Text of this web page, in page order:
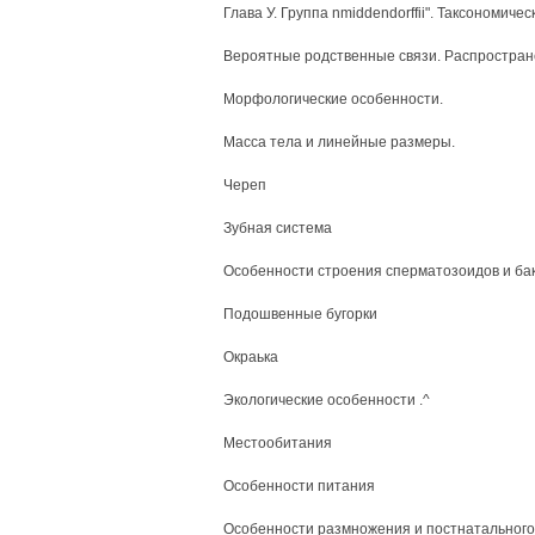
Глава У. Группа nmiddendorffii".
Вероятные родственные связи.
Морфологические особенности.
Масса тела и линейные размеры.
Череп
Зубная система
Особенности строения сперматозоидов и
Подошвенные бугорки
Окраька
Экологические особенности .^
Местообитания
Особенности питания
Особенности размножения и постнатального